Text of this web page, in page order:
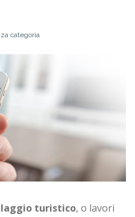
categoria
turistico, o lavori